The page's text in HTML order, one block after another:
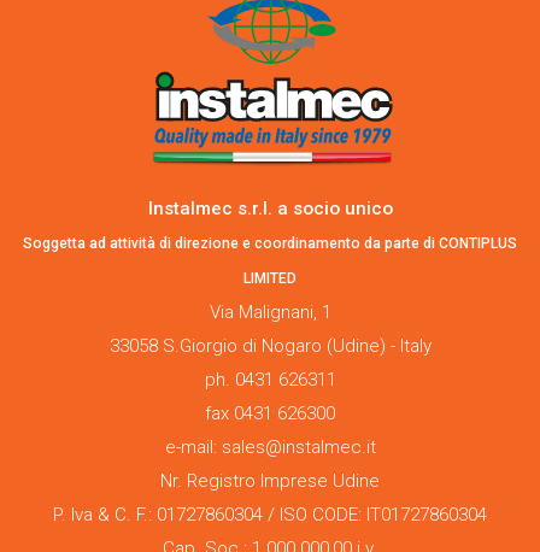
Instalmec s.r.l. a socio unico
Soggetta ad attività di direzione e coordinamento da parte di CONTIPLUS
LIMITED
Via Malignani, 1
33058 S.Giorgio di Nogaro (Udine) - Italy
ph. 0431 626311
fax 0431 626300
e-mail: sales@instalmec.it
Nr. Registro Imprese Udine
P. Iva & C. F.: 01727860304 / ISO CODE: IT01727860304